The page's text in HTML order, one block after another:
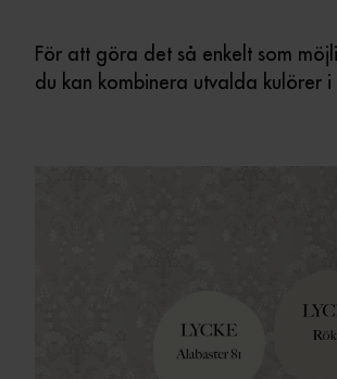
För att göra det så enkelt som
du kan kombinera utvalda kulörer